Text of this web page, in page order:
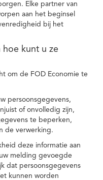
Elke partner van
aan het beginsel
bij het
hoe kunt u ze
om de FOD Economie te
persoonsgegevens,
of onvolledig zijn,
te beperken,
de verwerking.
deze informatie aan
melding gevoegde
dat persoonsgegevens
kunnen worden